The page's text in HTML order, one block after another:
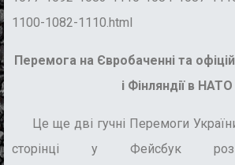
1100-1082-1110.html
Перемога на Євробаченні та
і Фінляндії в НАТО
Це ще дві гучні Перемоги
сторінці у Фейсбук